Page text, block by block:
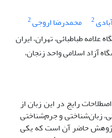
2 محمدرضا اروجی2
علامه طباطبائی، تهران، ایران
آزاد اسلامی واحد زنجان،
رایج در این زبان از
زبان‌شناختی و جرم‌شناختی
حاضر آن است که یکی